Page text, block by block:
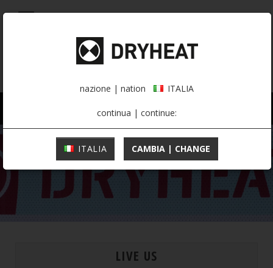
DONNA
INTIMO TERMICO
INTIMO TERMICO
MOUNTAINEERING
LIVE US
nazione | nation ITALIA
continua | continue:
ITALIA CAMBIA | CHANGE